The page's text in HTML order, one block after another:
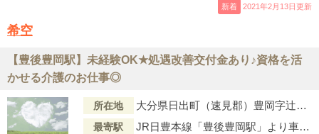
新着 2021年2月13日更新
希空
【豊後豊岡駅】未経験OK★処遇改善交付金あり♪資格を活
かせる介護のお仕事◎
所在地 大分県日出町（速見郡）豊岡字辻間6100-250
最寄駅 JR日豊本線「豊後豊岡駅」より車で4分